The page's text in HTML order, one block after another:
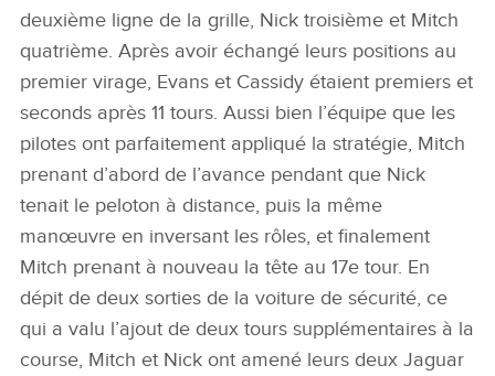
deuxième ligne de la grille, Nick troisième et Mitch
quatrième. Après avoir échangé leurs positions au
premier virage, Evans et Cassidy étaient premiers et
seconds après 11 tours. Aussi bien l’équipe que les
pilotes ont parfaitement appliqué la stratégie, Mitch
prenant d’abord de l’avance pendant que Nick
tenait le peloton à distance, puis la même
manœuvre en inversant les rôles, et finalement
Mitch prenant à nouveau la tête au 17e tour. En
dépit de deux sorties de la voiture de sécurité, ce
qui a valu l’ajout de deux tours supplémentaires à la
course, Mitch et Nick ont amené leurs deux Jaguar